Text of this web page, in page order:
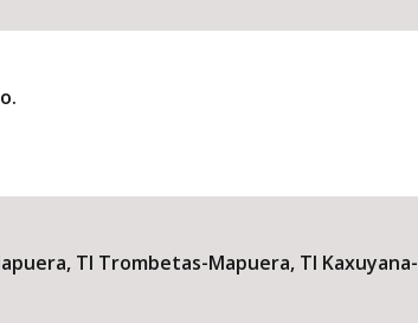
TI Trombetas-Mapuera, TI Kaxuyana-